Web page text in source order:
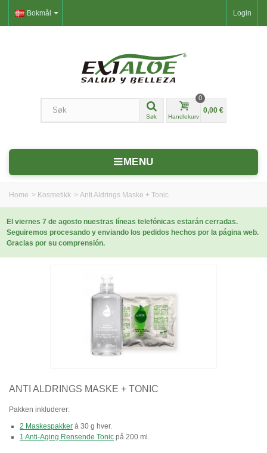
Login
Bokmål
Søk Handlekurv
0
0,00 €
MENU
Home > Kosmetikk > Anti Aldrings Maske + Tonic
El viernes 7 de agosto nuestras líneas telefónicas estarán cerradas.
Seguiremos procesando y enviando los pedidos hechos por la página web.
Gracias por su comprensión.
ANTI ALDRINGS MASKE + TONIC
Pakken inkluderer:
2 Maskespakker à 30 g hver.
1 Anti-Aging Rensende Tonic på 200 ml.